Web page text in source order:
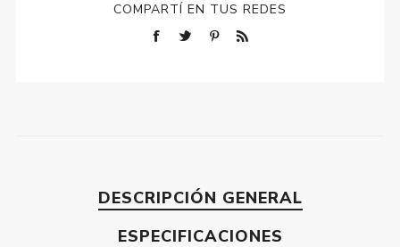
COMPARTÍ EN TUS REDES
DESCRIPCIÓN GENERAL
ESPECIFICACIONES